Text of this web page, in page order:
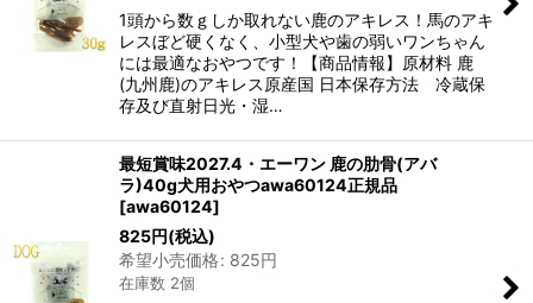
1頭から数ｇしか取れない鹿のアキレス！馬のアキ
レスぼど硬くなく、小型犬や歯の弱いワンちゃん
には最適なおやつです！【商品情報】原材料 鹿
(九州鹿)のアキレス原産国 日本保存方法 冷蔵保
存及び直射日光・湿…
最短賞味2027.4・エーワン 鹿の肋骨(アバ
ラ)40g犬用おやつawa60124正規品
[awa60124]
825円(税込)
希望小売価格: 825円
在庫数 2個